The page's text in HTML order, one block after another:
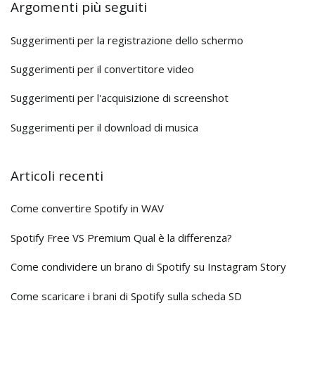
Argomenti più seguiti
Suggerimenti per la registrazione dello schermo
Suggerimenti per il convertitore video
Suggerimenti per l'acquisizione di screenshot
Suggerimenti per il download di musica
Articoli recenti
Come convertire Spotify in WAV
Spotify Free VS Premium Qual è la differenza?
Come condividere un brano di Spotify su Instagram Story
Come scaricare i brani di Spotify sulla scheda SD